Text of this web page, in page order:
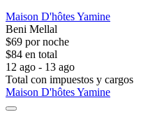
Maison D'hôtes Yamine
Beni Mellal
$69 por noche
$84 en total
12 ago - 13 ago
Total con impuestos y cargos
Maison D'hôtes Yamine